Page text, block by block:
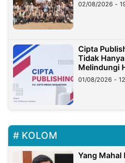
02/08/2026 -
Cipta
Tidak
Melindungi
01/08/2026 -
KOLOM
Yang Mahal